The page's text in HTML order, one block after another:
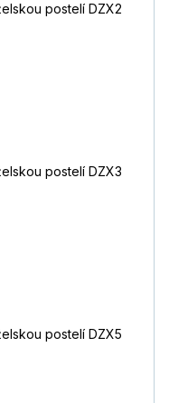
postelí DZX2
postelí DZX3
postelí DZX5